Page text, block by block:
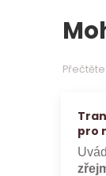
pro